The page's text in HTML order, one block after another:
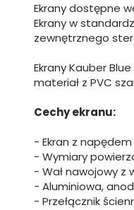
Ekrany dostępne
Ekrany w
zewnętrznego
Ekrany Kauber
materiał z PVC
Cechy ekranu:
- Ekran z
- Wymiary
- Wał nawojowy
- Aluminiowa,
- Przełącznik